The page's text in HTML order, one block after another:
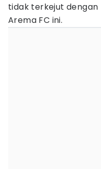
tidak terkejut dengan
Arema FC ini.